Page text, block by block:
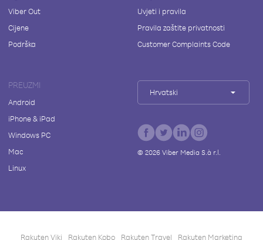
Viber Out
Cijene
Podrška
Uvjeti i pravila
Pravila zaštite privatnosti
Customer Complaints Code
PREUZMI
Android
iPhone & iPad
Windows PC
Mac
Linux
Hrvatski
© 2026Viber Media S.à r.l.
Rakuten Viki Rakuten Kobo Rakuten Travel Rakuten Marketing